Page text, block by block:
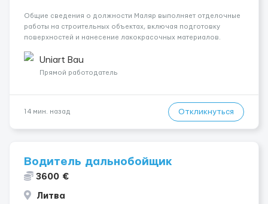
Общие сведения о должности Маляр выполняет отделочные
работы на строительных объектах, включая подготовку
поверхностей и нанесение лакокрасочных материалов.
профессионалов на месте, приглашения делаем только для
профессионалов с доказательным портф...
Uniart Bau
Прямой работодатель
14 мин. назад Откликнуться
Водитель дальнобойщик
3600 €
Литва